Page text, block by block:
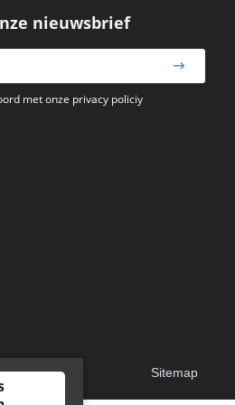
nieuwsbrief
met onze privacy policiy
Sitemap